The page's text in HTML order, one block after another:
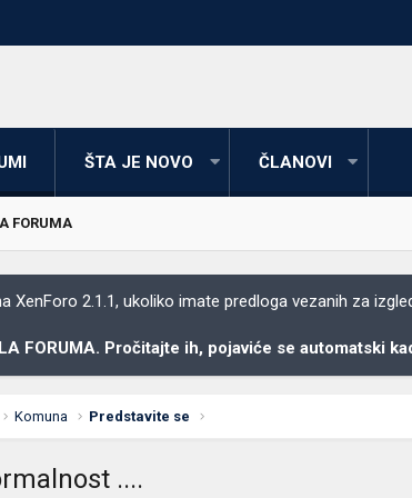
ŠTA JE NOVO ČLANOVI
FORUMA
XenForo 2.1.1, ukoliko imate predloga vezanih za
FORUMA. Pročitajte ih, pojaviće se automatski
Komuna Predstavite se
....